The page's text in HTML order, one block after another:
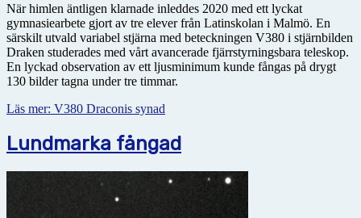
När himlen äntligen klarnade inleddes 2020 med ett lyckat
gymnasiearbete gjort av tre elever från Latin­skolan i Malmö. En
särskilt utvald variabel stjärna med beteckningen V380 i stjärnbilden
Draken studerades med vårt avancerade fjärrstyrningsbara teleskop.
En lyckad observation av ett ljusminimum kunde fångas på drygt
130 bilder tagna under tre timmar.
Läs mer: V380 Draconis synad
Lundmarka fångad